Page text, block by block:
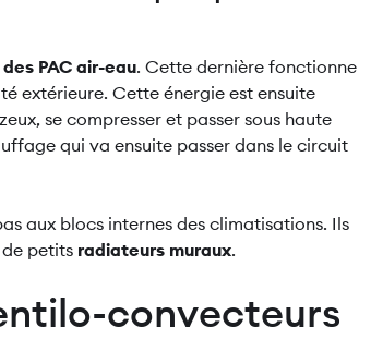
des PAC air-eau. Cette dernière fonctionne
extérieure. Cette énergie est ensuite
se compresser et passer sous haute
qui va ensuite passer dans le circuit
aux blocs internes des climatisations. Ils
petits radiateurs muraux.
convecteurs